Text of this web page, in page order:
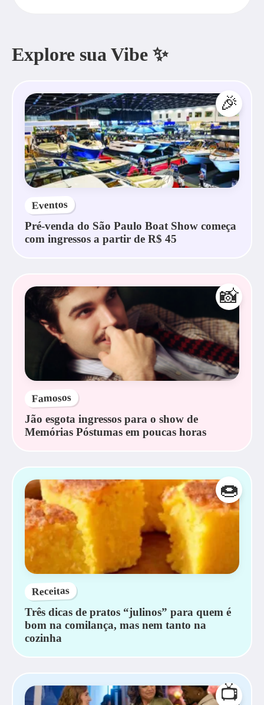
Explore sua Vibe ✨
🎉
Eventos
Pré-venda do São Paulo Boat Show começa
com ingressos a partir de R$ 45
📸
Famosos
Jão esgota ingressos para o show de
Memórias Póstumas em poucas horas
🍩
Receitas
Três dicas de pratos “julinos” para quem é
bom na comilança, mas nem tanto na
cozinha
📺